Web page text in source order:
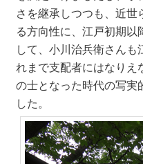
さを継承しつつも、近
る方向性に、江戸初期
して、小川治兵衛さん
れまで支配者にはなり
の士となった時代の写実
した。